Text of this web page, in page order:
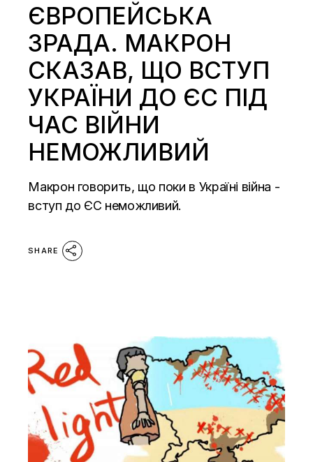
ЄВРОПЕЙСЬКА
ЗРАДА. МАКРОН
СКАЗАВ, ЩО ВСТУП
УКРАЇНИ ДО ЄС ПІД
ЧАС ВІЙНИ
НЕМОЖЛИВИЙ
Макрон говорить, що поки в Україні війна -
вступ до ЄС неможливий.
SHARE